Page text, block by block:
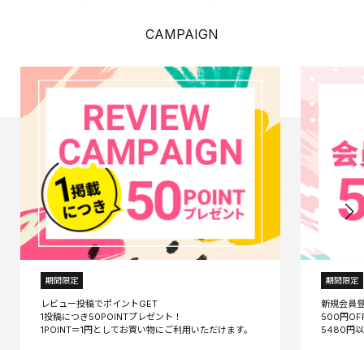
CAMPAIGN
期間限定
レビュー投稿でポイントGET
1投稿につき50POINTプレゼント！
期間限定
新規会員
500円